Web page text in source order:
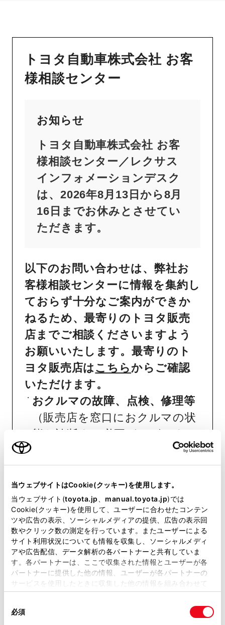
当ウェブサイトはCookie(クッキー)を使用します。
当ウェブサイト(toyota.jp manual.toyota.jp)では
Cookie(クッキー)を使用して、ユーザーに合わせたコンテン
ツや広告の表示、ソーシャルメディアの提供、広告の表示回
数やクリック数の測定を行っています。またユーザーによる
サイト利用状況についても情報を収集し、ソーシャルメディ
アや広告配信、データ解析の各パートナーと共有していま
す。各パートナーは、ここで収集された情報とユーザーが各
パートナーに提供した他の情報、ユーザーが各パートナーの
サービスを使用したときに収集した他の情報を組み合わせて
使用することがあります。当ウェブサイトの使用を続行する
必須
トヨタ自動車株式会社 お客
様相談センター
お知らせ
トヨタ自動車株式会社 お客
様相談センター／レクサス
インフォメーションデスク
は、2026年8月13日から8月
16日までお休みとさせてい
ただきます。
以下のお問い合わせは、弊社お
客様相談センターに情報を集約し
ておらず十分なご案内ができか
ねるため、最寄りのトヨタ販売
店までご相談くださいますよう
お願いいたします。最寄りのト
ヨタ販売店は こちら からご確認
いただけます。
おクルマの故障、点検、修理等
（販売店を窓口におクルマの状
態を診断する必要がございま
納期（販売店単位でオーダーを
いただいておりますため、弊社
ではお客様のお名前でのご注文
状況が分かりかねます）
純正部品の品番、価格、取り付
け工賃等の詳細情報（部品の販
売、取り付け等は販売店を窓口
にご相談いただけますと幸いで
トヨタ販売店へのお問い合わせ